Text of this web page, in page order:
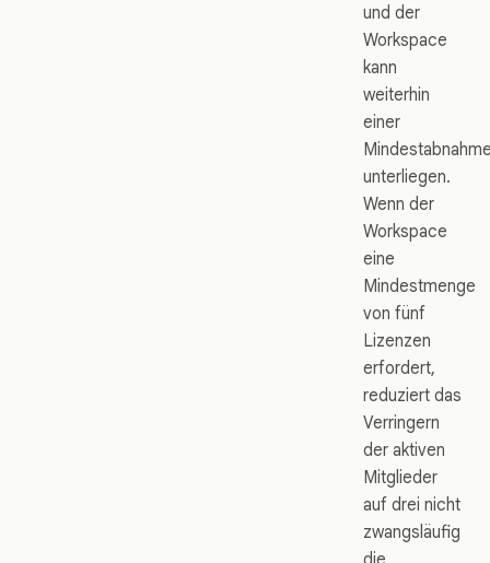
und der
Workspace
kann
weiterhin
einer
unterliegen.
Wenn der
Workspace
eine
Mindestmenge
von fünf
Lizenzen
erfordert,
reduziert das
Verringern
der aktiven
Mitglieder
auf drei nicht
zwangsläufig